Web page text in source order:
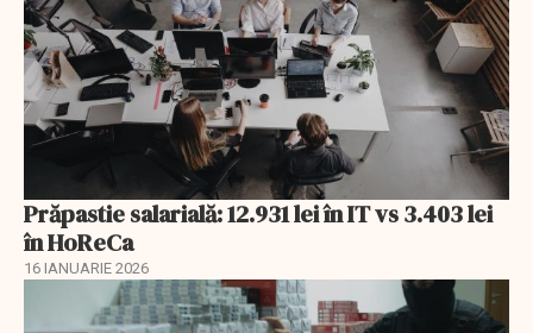
Prăpastie salarială: 12.931 lei în IT vs 3.403 lei
în HoReCa
16 IANUARIE 2026